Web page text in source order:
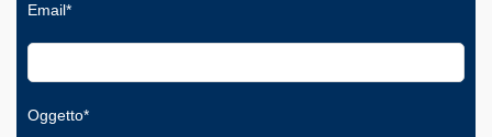
Email*
Oggetto*